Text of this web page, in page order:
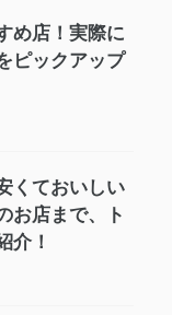
め店！実際に
ピックアップ
くておいしい
お店まで、ト
介！